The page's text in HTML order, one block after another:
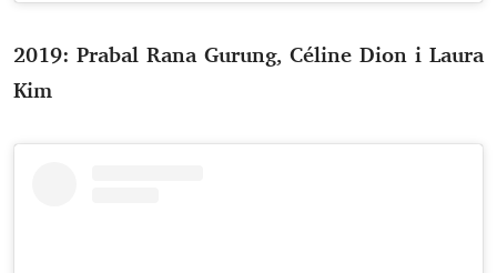
2019: Prabal Rana Gurung, Céline Dion i Laura
Kim